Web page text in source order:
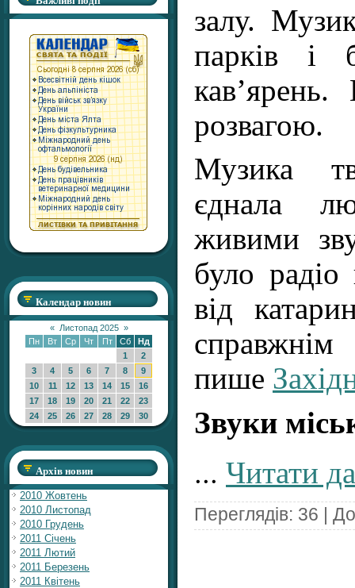
Календар новин
« Листопад 2025 »
Пн
Вт Ср Чт Пт Сб
Нд
1
2
3
4 5 6 7 8
9
10
11 12 13 14 15
16
17
18 19 20 21 22
23
24
25 26 27 28 29 30
Архів новин
2010 Жовтень
2010 Листопад
2010 Грудень
2011 Січень
2011 Лютий
2011 Березень
2011 Квітень
залу.
парків і
розвагою.
Музика
єднала
живими
було
від
пише
Звуки
... Читати
Переглядів: 36 |